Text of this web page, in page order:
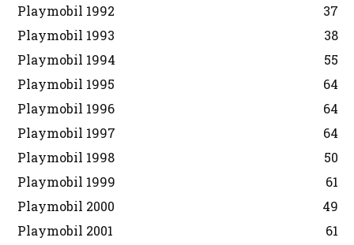
Playmobil 1992
37
Playmobil 1993
38
Playmobil 1994
55
Playmobil 1995
64
Playmobil 1996
64
Playmobil 1997
64
Playmobil 1998
50
Playmobil 1999
61
Playmobil 2000
49
Playmobil 2001
61